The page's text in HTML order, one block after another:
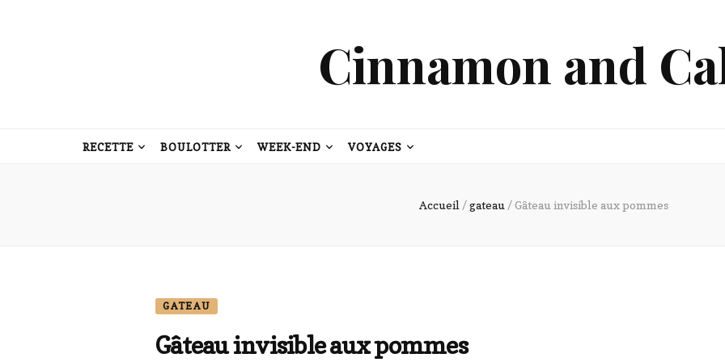
Cinnamon and
RECETTE BOULOTTER WEEK-END VOYAGES
Accueil /gateau /Gâteau invisible aux pommes
GATEAU
Gâteau invisible aux pommes